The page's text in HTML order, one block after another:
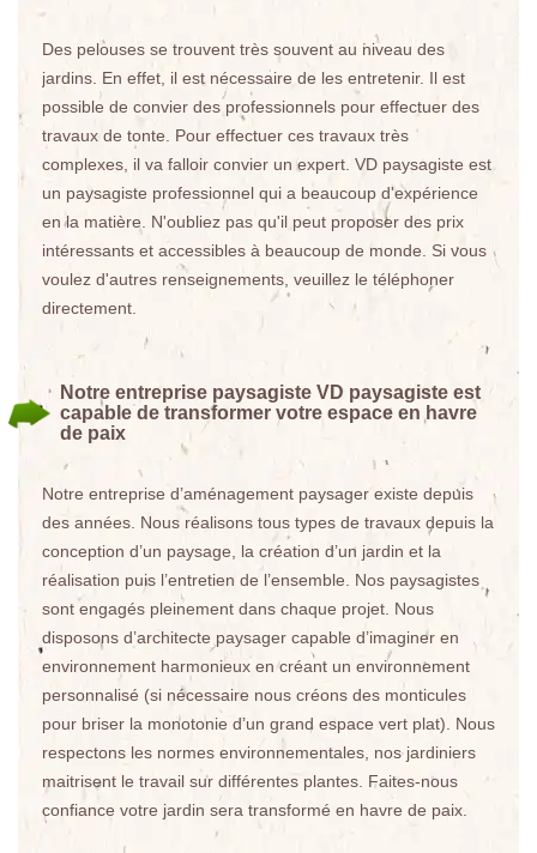
Des pelouses se trouvent très souvent au niveau des
jardins. En effet, il est nécessaire de les entretenir. Il est
possible de convier des professionnels pour effectuer des
travaux de tonte. Pour effectuer ces travaux très
complexes, il va falloir convier un expert. VD paysagiste est
un paysagiste professionnel qui a beaucoup d'expérience
en la matière. N'oubliez pas qu'il peut proposer des prix
intéressants et accessibles à beaucoup de monde. Si vous
voulez d'autres renseignements, veuillez le téléphoner
directement.
Notre entreprise paysagiste VD paysagiste est
capable de transformer votre espace en havre
de paix
Notre entreprise d’aménagement paysager existe depuis
des années. Nous réalisons tous types de travaux depuis la
conception d’un paysage, la création d’un jardin et la
réalisation puis l’entretien de l’ensemble. Nos paysagistes
sont engagés pleinement dans chaque projet. Nous
disposons d’architecte paysager capable d’imaginer en
environnement harmonieux en créant un environnement
personnalisé (si nécessaire nous créons des monticules
pour briser la monotonie d’un grand espace vert plat). Nous
respectons les normes environnementales, nos jardiniers
maitrisent le travail sur différentes plantes. Faites-nous
confiance votre jardin sera transformé en havre de paix.